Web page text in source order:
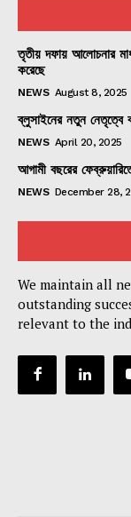
তৃতীয় দফায় আলোচনার
করেছে
NEWS August 8, 2025
ব্লুসাইনের নতুন নেতৃত্বে
NEWS April 20, 2025
আগামী বছরের
NEWS December 28,
We maintain all
outstanding
relevant to the